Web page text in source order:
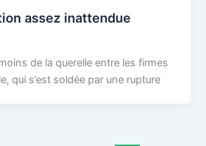
assez inattendue
de la querelle entre les firmes
qui s’est soldée par une rupture